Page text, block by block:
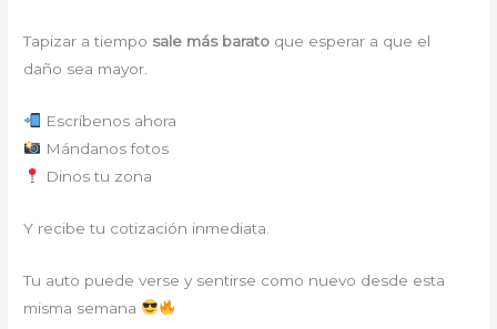
Tapizar a tiempo sale más barato que esperar a que el
daño sea mayor.
Escríbenos ahora
Mándanos fotos
Dinos tu zona
Y recibe tu cotización inmediata.
Tu auto puede verse y sentirse como nuevo desde esta
misma semana